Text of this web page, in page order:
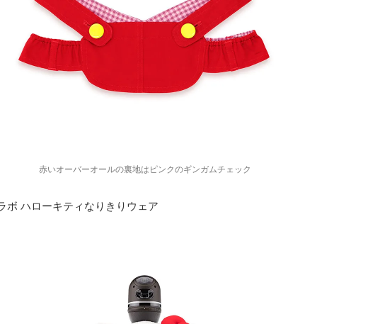
赤いオーバーオールの裏地はピンクのギンガムチェック
ボ ハローキティなりきりウェア